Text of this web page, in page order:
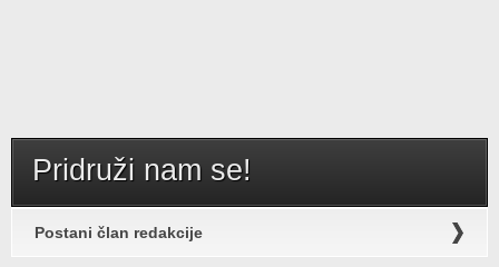
Pridruži nam se!
Postani član redakcije